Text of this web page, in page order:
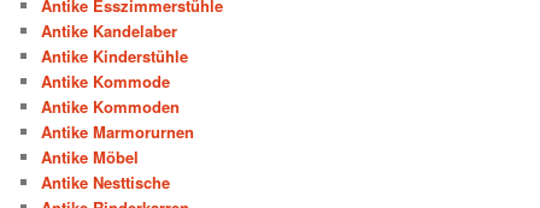
Antike Esszimmerstühle
Antike Kandelaber
Antike Kinderstühle
Antike Kommode
Antike Kommoden
Antike Marmorurnen
Antike Möbel
Antike Nesttische